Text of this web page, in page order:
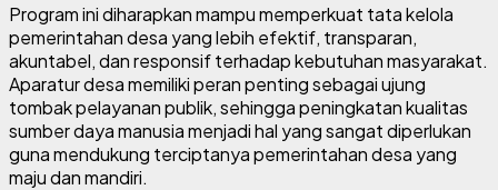
Program ini diharapkan mampu memperkuat tata kelola
pemerintahan desa yang lebih efektif, transparan,
akuntabel, dan responsif terhadap kebutuhan masyarakat.
Aparatur desa memiliki peran penting sebagai ujung
tombak pelayanan publik, sehingga peningkatan kualitas
sumber daya manusia menjadi hal yang sangat diperlukan
guna mendukung terciptanya pemerintahan desa yang
maju dan mandiri.